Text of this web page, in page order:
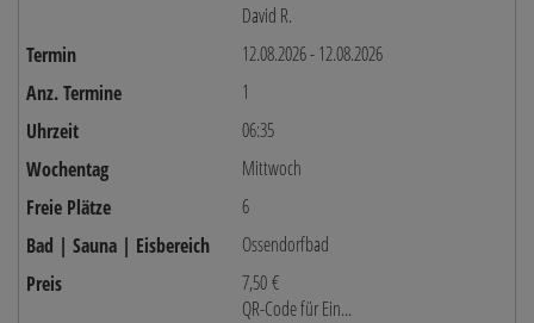
David R.
12.08.2026 - 12.08.2026
1
06:35
Mittwoch
6
Ossendorfbad
7,50 €
QR-Code für Ein...